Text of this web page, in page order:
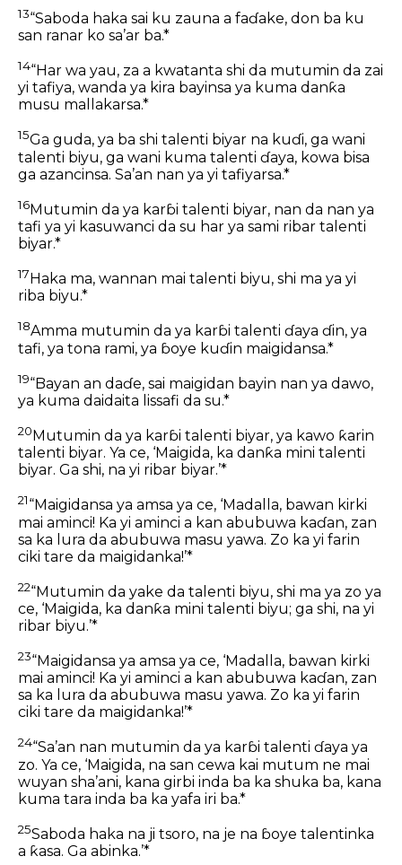
13“Saboda haka sai ku zauna a faɗake, don ba ku
san ranar ko sa’ar ba.*
14“Har wa yau, za a kwatanta shi da mutumin da zai
yi tafiya, wanda ya kira bayinsa ya kuma danƙa
musu mallakarsa.*
15Ga guda, ya ba shi talenti biyar na kuɗi, ga wani
talenti biyu, ga wani kuma talenti ɗaya, kowa bisa
ga azancinsa. Sa’an nan ya yi tafiyarsa.*
16Mutumin da ya karɓi talenti biyar, nan da nan ya
tafi ya yi kasuwanci da su har ya sami ribar talenti
biyar.*
17 Haka ma, wannan mai talenti biyu, shi ma ya yi
riba biyu.*
18Amma mutumin da ya karɓi talenti ɗaya ɗin, ya
tafi, ya tona rami, ya ɓoye kuɗin maigidansa.*
19“Bayan an daɗe, sai maigidan bayin nan ya dawo,
ya kuma daidaita lissafi da su.*
20 Mutumin da ya karɓi talenti biyar, ya kawo ƙarin
talenti biyar. Ya ce, ‘Maigida, ka danƙa mini talenti
biyar. Ga shi, na yi ribar biyar.’*
21“Maigidansa ya amsa ya ce, ‘Madalla, bawan kirki
mai aminci! Ka yi aminci a kan abubuwa kaɗan, zan
sa ka lura da abubuwa masu yawa. Zo ka yi farin
ciki tare da maigidanka!’*
22“Mutumin da yake da talenti biyu, shi ma ya zo ya
ce, ‘Maigida, ka danƙa mini talenti biyu; ga shi, na yi
ribar biyu.’*
23“Maigidansa ya amsa ya ce, ‘Madalla, bawan kirki
mai aminci! Ka yi aminci a kan abubuwa kaɗan, zan
sa ka lura da abubuwa masu yawa. Zo ka yi farin
ciki tare da maigidanka!’*
24“Sa’an nan mutumin da ya karɓi talenti ɗaya ya
zo. Ya ce, ‘Maigida, na san cewa kai mutum ne mai
wuyan sha’ani, kana girbi inda ba ka shuka ba, kana
kuma tara inda ba ka yafa iri ba.*
25Saboda haka na ji tsoro, na je na ɓoye talentinka
a ƙasa. Ga abinka.’*